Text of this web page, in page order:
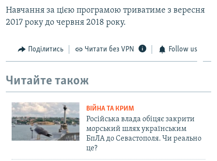
Навчання за цією програмою триватиме з вересня
2017 року до червня 2018 року.
Поділитись Читати без VPN Follow us
Читайте також
ВІЙНА ТА КРИМ
Російська влада обіцяє закрити
морський шлях українським
БпЛА до Севастополя. Чи реально
це?